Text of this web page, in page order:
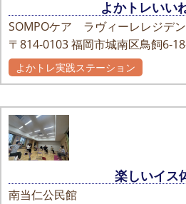
よかトレいい
SOMPOケア ラヴィーレレジデ
〒814-0103福岡市城南区鳥飼6-
よかトレ実践ステーション
楽しいイス
南当仁公民館